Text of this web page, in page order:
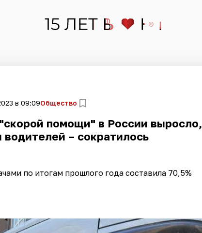
в 09:09Общество
помощи" в России выросло,
– сократилось
по итогам прошлого года составила 70,5%